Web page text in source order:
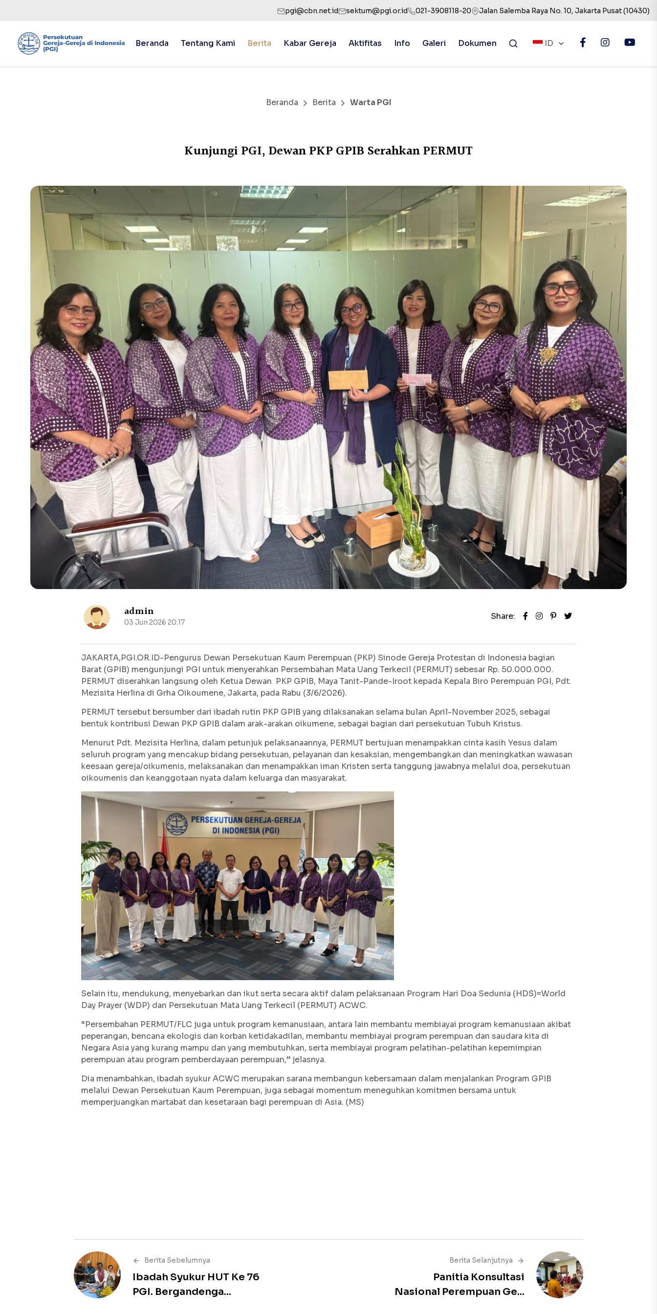
pgi@cbn.net.id sektum@pgi.or.id 021-3908118-20 Jalan Salemba Raya No. 10, Jakarta Pusat (10430)
Beranda Tentang Kami Berita Kabar Gereja Aktifitas Info Galeri Dokumen ID
Beranda Berita Warta PGI
Kunjungi PGI, Dewan PKP GPIB Serahkan PERMUT
admin
03 Jun 2026 20:17
Share:
JAKARTA,PGI.OR.ID-Pengurus Dewan Persekutuan Kaum Perempuan (PKP) Sinode Gereja Protestan di Indonesia bagian
Barat (GPIB) mengunjungi PGI untuk menyerahkan Persembahan Mata Uang Terkecil (PERMUT) sebesar Rp. 50.000.000.
PERMUT diserahkan langsung oleh Ketua Dewan PKP GPIB, Maya Tanit-Pande-Iroot kepada Kepala Biro Perempuan PGI, Pdt.
Mezisita Herlina di Grha Oikoumene, Jakarta, pada Rabu (3/6/2026).
PERMUT tersebut bersumber dari ibadah rutin PKP GPIB yang dilaksanakan selama bulan April-November 2025, sebagai
bentuk kontribusi Dewan PKP GPIB dalam arak-arakan oikumene, sebagai bagian dari persekutuan Tubuh Kristus.
Menurut Pdt. Mezisita Herlina, dalam petunjuk pelaksanaannya, PERMUT bertujuan menampakkan cinta kasih Yesus dalam
seluruh program yang mencakup bidang persekutuan, pelayanan dan kesaksian, mengembangkan dan meningkatkan wawasan
keesaan gereja/oikumenis, melaksanakan dan menampakkan iman Kristen serta tanggung jawabnya melalui doa, persekutuan
oikoumenis dan keanggotaan nyata dalam keluarga dan masyarakat.
Selain itu, mendukung, menyebarkan dan ikut serta secara aktif dalam pelaksanaan Program Hari Doa Sedunia (HDS)=World
Day Prayer (WDP) dan Persekutuan Mata Uang Terkecil (PERMUT) ACWC.
“Persembahan PERMUT/FLC juga untuk program kemanusiaan, antara lain membantu membiayai program kemanusiaan akibat
peperangan, bencana ekologis dan korban ketidakadilan, membantu membiayai program perempuan dan saudara kita di
Negara Asia yang kurang mampu dan yang membutuhkan, serta membiayai program pelatihan-pelatihan kepemimpian
perempuan atau program pemberdayaan perempuan,” jelasnya.
Dia menambahkan, ibadah syukur ACWC merupakan sarana membangun kebersamaan dalam menjalankan Program GPIB
melalui Dewan Persekutuan Kaum Perempuan, juga sebagai momentum meneguhkan komitmen bersama untuk
memperjuangkan martabat dan kesetaraan bagi perempuan di Asia. (MS)
Berita Sebelumnya
Ibadah Syukur HUT Ke 76
PGI. Bergandenga...
Berita Selanjutnya
Panitia Konsultasi
Nasional Perempuan Ge...